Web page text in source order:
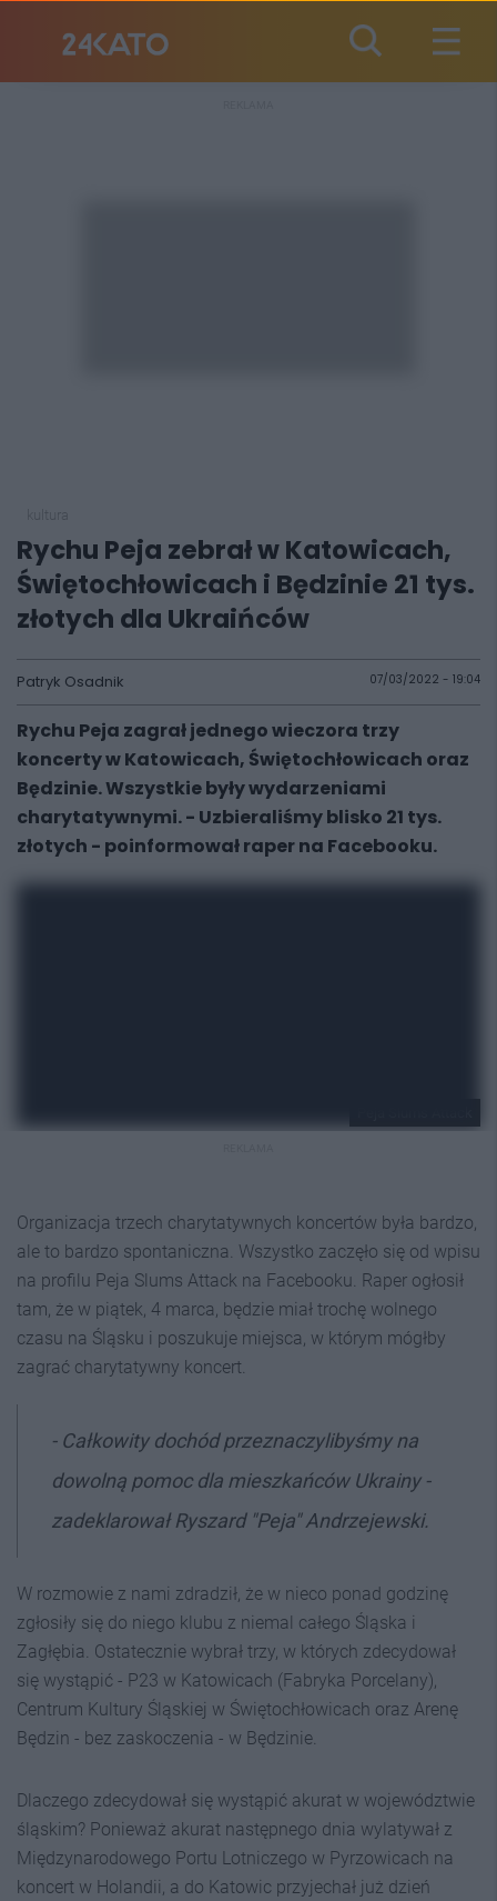
Rychu Peja zebrał w Katowicach,
Świętochłowicach i Będzinie 21 tys.
złotych dla Ukraińców
Patryk Osadnik 07/03/2022 - 19:04
Rychu Peja zagrał jednego wieczora trzy
koncerty w Katowicach, Świętochłowicach oraz
Będzinie. Wszystkie były wydarzeniami
charytatywnymi. - Uzbieraliśmy blisko 21 tys.
złotych - poinformował raper na Facebooku.
Organizacja trzech charytatywnych koncertów była bardzo,
ale to bardzo spontaniczna. Wszystko zaczęło się od wpisu
na profilu Peja Slums Attack na Facebooku. Raper ogłosił
tam, że w piątek, 4 marca, będzie miał trochę wolnego
czasu na Śląsku i poszukuje miejsca, w którym mógłby
zagrać charytatywny koncert.
- Całkowity dochód przeznaczylibyśmy na
dowolną pomoc dla mieszkańców Ukrainy -
zadeklarował Ryszard "Peja" Andrzejewski.
W rozmowie z nami zdradził, że w nieco ponad godzinę
zgłosiły się do niego klubu z niemal całego Śląska i
Zagłębia. Ostatecznie wybrał trzy, w których zdecydował
się wystąpić - P23 w Katowicach (Fabryka Porcelany),
Centrum Kultury Śląskiej w Świętochłowicach oraz Arenę
Będzin - bez zaskoczenia - w Będzinie.
Dlaczego zdecydował się wystąpić akurat w województwie
śląskim? Ponieważ akurat następnego dnia wylatywał z
Międzynarodowego Portu Lotniczego w Pyrzowicach na
koncert w Holandii, a do Katowic przyjechał już dzień